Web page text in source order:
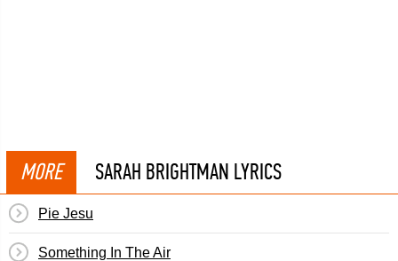
MORE SARAH BRIGHTMAN LYRICS
Pie Jesu
Something In The Air